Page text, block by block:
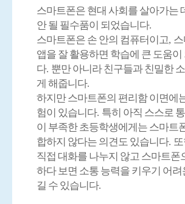
스마트폰은 현대 사회를 살아가는
안 될 필수품이 되었습니다.
스마트폰은 손 안의 컴퓨터이고,
앱을 잘 활용하면 학습에 큰 도움이
다. 뿐만 아니라 친구들과 친밀한
게 해줍니다.
하지만 스마트폰의 편리함 이면에
험이 있습니다. 특히 아직 스스로
이 부족한 초등학생에게는 스마트
합하지 않다는 의견도 있습니다.
직접 대화를 나누지 않고 스마트폰
하다 보면 소통 능력을 키우기 어려
길 수 있습니다.